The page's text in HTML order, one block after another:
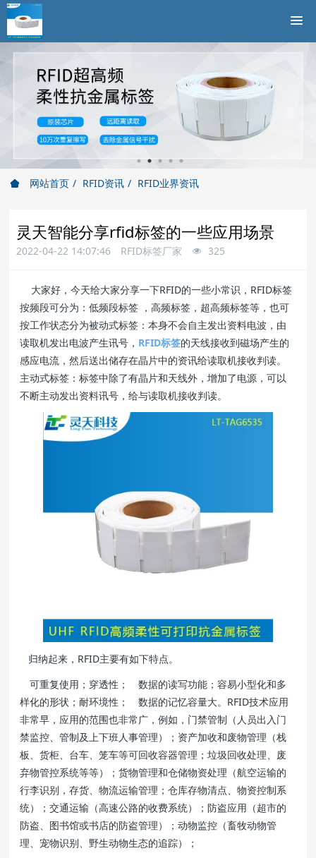
网站首页 RFID资讯 RFID业界资讯
灵天智能分享rfid标签的一些应用场景
2022-04-22 14:07:46 RFID标签厂家 325
大家好，今天给大家分享一下RFID的一些小常识，RFID标签
按频段可分为：低频段标签 ，高频标签，超高频标签等，也可
按工作状态分为被动式标签：本身不会自主发出资料电波，由
读取机发出电波产生讯号， RFID标签的天线接收到磁场产生的
感应电流，然后送出储存在晶片中的资讯给读取机接收判读。
主动式标签：标签中除了有晶片和天线外，增加了电源，可以
不断主动发出资料讯号，给与读取机接收判读。
归纳起来，RFID主要有如下特点。
可重复使用；穿透性； 数据的读写功能；容易小型化和多
样化的形状；耐环境性； 数据的记忆容量大。RFID技术应用
非常早，应用的范围也非常广，例如，门禁管制（人员出入门
禁监控、管制及上下班人事管理）；资产加收和废物管理（栈
板、货柜、台车、笼车等可回收容器管理；垃圾回收处理、废
弃物管控系统等等）；货物管理和仓储物资处理（航空运输的
行李识别，存货、物流运输管理；仓库存物清点、物资控制系
统）；交通运输（高速公路的收费系统）；防盗应用（超市的
防盗、图书馆或书店的防盗管理）；动物监控（畜牧动物管
理、宠物识别、野生动物生态的追踪）；